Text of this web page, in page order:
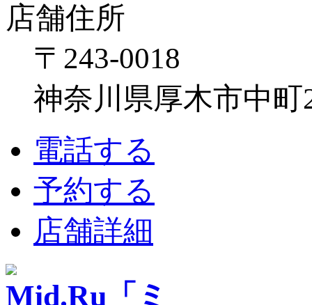
店舗住所
〒243-0018
神奈川県厚木市中町
電話する
予約する
店舗詳細